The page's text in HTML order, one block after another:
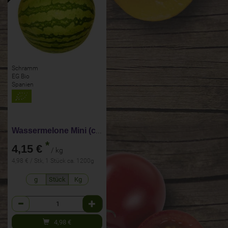
Schramm
EG Bio
Spanien
Wassermelone Mini (ca 1,2 kg)
4,15 € * / kg
4,98 € / Stk, 1 Stück ca. 1200g
g Stück Kg
Anzahl
4,98 €